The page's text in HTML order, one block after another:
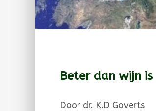
Beter dan wijn
Door dr. K.D Goverts